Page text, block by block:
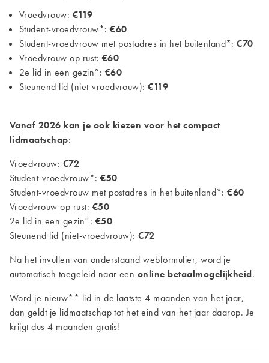
Vroedvrouw: €119
Student-vroedvrouw*:€60
Student-vroedvrouw met postadres in het buitenland*:€70
Vroedvrouw op rust: €60
2e lid in een gezin°: €60
Steunend lid (niet-vroedvrouw):€119
Vanaf 2026 kan je ook kiezen voor het compact
lidmaatschap:
Vroedvrouw: €72
Student-vroedvrouw*:€50
Student-vroedvrouw met postadres in het buitenland*:€60
Vroedvrouw op rust: €50
2e lid in een gezin°: €50
Steunend lid (niet-vroedvrouw):€72
Na het invullen van onderstaand webformulier, word je
automatisch toegeleid naar een online betaalmogelijkheid.
Word je nieuw** lid in de laatste 4 maanden van het jaar,
dan geldt je lidmaatschap tot het eind van het jaar daarop. Je
krijgt dus 4 maanden gratis!